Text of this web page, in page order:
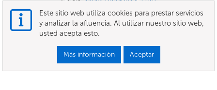
OnlineMenu
Términos Generales y Condiciones
Este sitio web utiliza cookies para prestar servicios
y analizar la afluencia. Al utilizar nuestro sitio web,
usted acepta esto.
Más información Aceptar